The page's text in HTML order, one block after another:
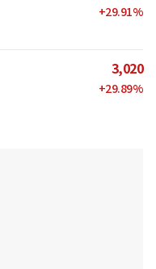
+29.91%
3,020
+29.89%